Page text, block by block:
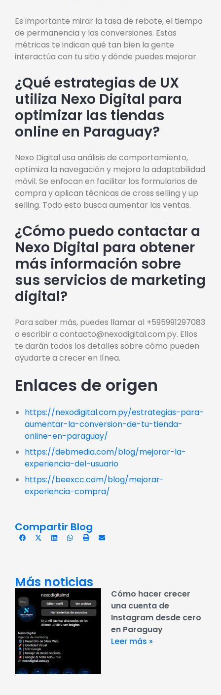
Más noticias
Cómo hacer crecer
una cuenta de
Instagram desde cero
en Paraguay
Leer más »
Es importante mirar la tasa de rebote, el tiempo
de permanencia y las conversiones. Estas
métricas te indican qué tan bien la gente
interactúa con tu sitio y dónde puedes mejorar.
¿Qué estrategias de UX
utiliza Nexo Digital para
optimizar las tiendas
online en Paraguay?
Nexo Digital usa análisis de comportamiento,
optimiza la navegación y mejora la adaptabilidad
móvil. Se enfocan en facilitar los formularios de
compra y aplican técnicas de cross selling y up
selling. Todo esto busca aumentar las ventas.
¿Cómo puedo contactar a
Nexo Digital para obtener
más información sobre
sus servicios de marketing
digital?
Para saber más, puedes llamar al +595991297083
o escribir a contacto@nexodigital.com.py. Ellos
te darán todos los detalles sobre cómo pueden
ayudarte a crecer en línea.
Enlaces de origen
https://nexodigital.com.py/estrategias-para-
aumentar-la-conversion-de-tu-tienda-
online-en-paraguay/
https://debmedia.com/blog/mejorar-la-
experiencia-del-usuario
https://beexcc.com/blog/mejorar-
experiencia-compra/
Compartir Blog